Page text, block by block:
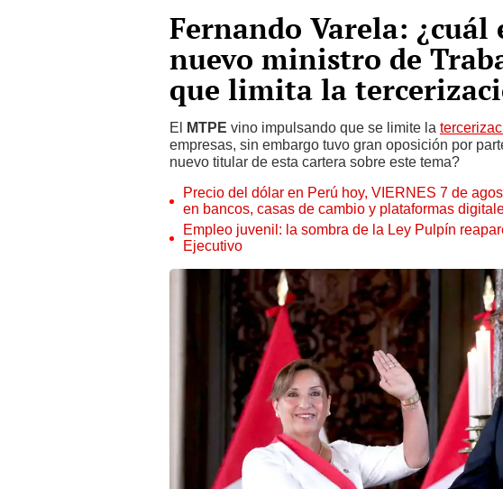
Fernando Varela: ¿cuál
nuevo ministro de
que limita la
El MTPE vino impulsando que se limite la
empresas, sin embargo tuvo gran oposición por
nuevo titular de esta cartera sobre este tema?
Precio del dólar en Perú hoy, VIERNES 7 de
en bancos, casas de cambio y plataformas
Empleo juvenil: la sombra de la Ley Pulpín
Ejecutivo